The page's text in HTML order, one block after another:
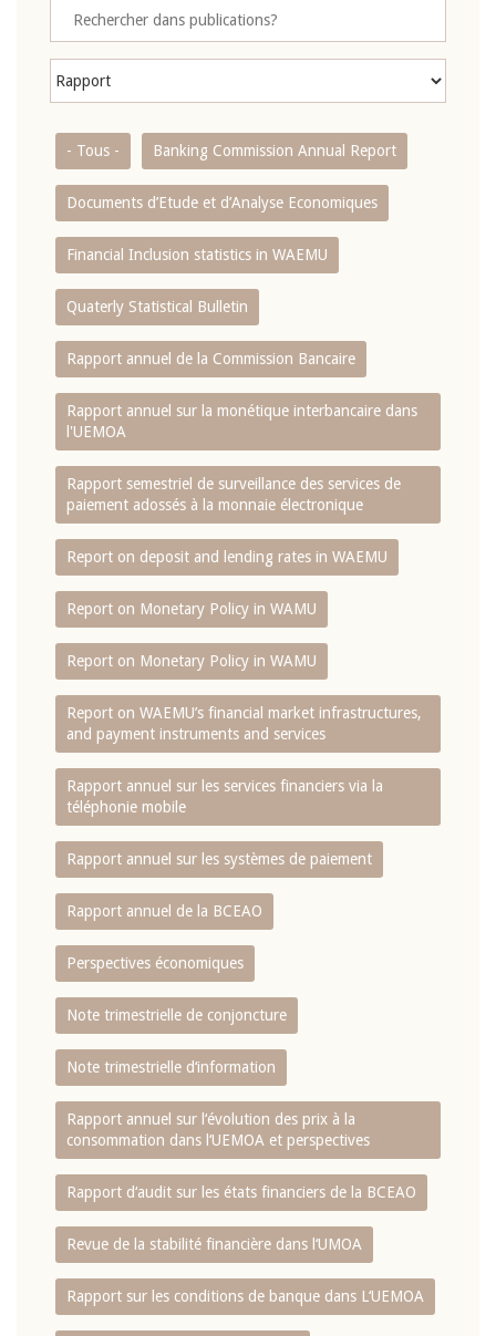
- Tous - Banking Commission Annual Report
Documents d’Etude et d’Analyse Economiques
Financial Inclusion statistics in WAEMU
Quaterly Statistical Bulletin
Rapport annuel de la Commission Bancaire
Rapport annuel sur la monétique interbancaire dans
l'UEMOA
Rapport semestriel de surveillance des services de
paiement adossés à la monnaie électronique
Report on deposit and lending rates in WAEMU
Report on Monetary Policy in WAMU
Report on Monetary Policy in WAMU
Report on WAEMU’s financial market infrastructures,
and payment instruments and services
Rapport annuel sur les services financiers via la
téléphonie mobile
Rapport annuel sur les systèmes de paiement
Rapport annuel de la BCEAO
Perspectives économiques
Note trimestrielle de conjoncture
Note trimestrielle d‘information
Rapport annuel sur l‘évolution des prix à la
consommation dans l‘UEMOA et perspectives
Rapport d‘audit sur les états financiers de la BCEAO
Revue de la stabilité financière dans l‘UMOA
Rapport sur les conditions de banque dans L‘UEMOA